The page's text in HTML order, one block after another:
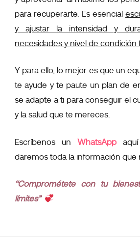
para recuperarte. Es esencial
y ajustar la intensidad y
necesidades y nivel de condición
Y para ello, lo mejor es que un
te ayude y te paute un plan de
se adapte a ti para conseguir el
y la salud que te mereces.
Escríbenos unWhatsApp
daremos toda la información que
“Comprométete con tu
límites”